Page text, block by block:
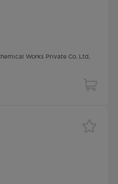
Works Private Co. Ltd,